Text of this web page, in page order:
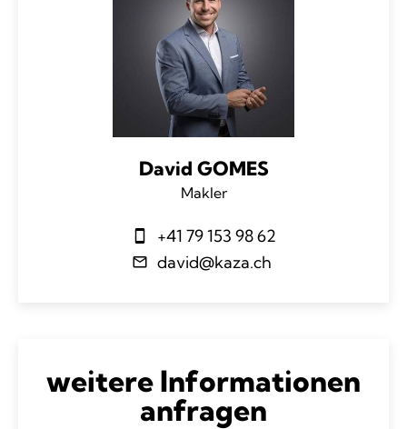
David GOMES
Makler
+41 79 153 98 62
david@kaza.ch
weitere Informationen
anfragen